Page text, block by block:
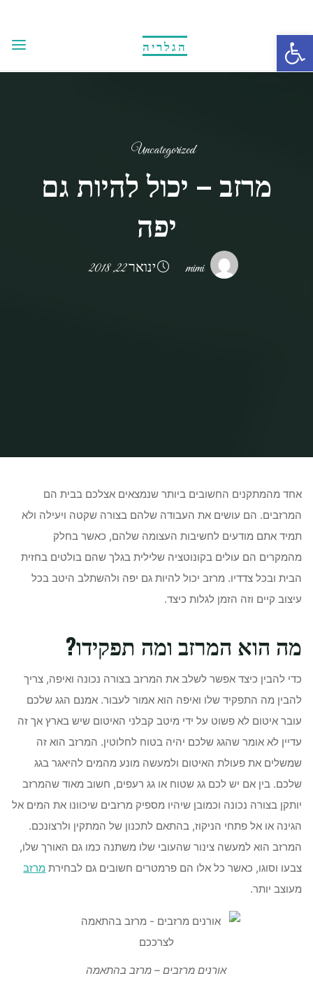
Open toolbar
content
הגלריה
Uncategorized
מרזב – יכול להיות גם
יפה
mimi ינואר 22, 2018
אחד מהמתקנים החשובים ביותר שנמצאים אצלכם בבית הם
המרזבים. הם עושים את העבודה שלהם בצורה שקטה ויעילה ולא
תמיד אתם מודעים לחשיבות העצומה שלהם, כאשר בחלק
מהמקרים הם עולים בקונוטציה שלילית בגלך שהם בולטים בחזית
הבית ובכל צדדיו. מרזב יכול להיות גם יפה ולהשתלב היטב בכל
עיצוב קיים וזה הזמן לגלות כיצד.
מה הוא המרזב ומה תפקידו?
כדי להבין כיצד אפשר לשלב את המרזב בצורה נכונה ואיפה, צריך
להבין מה התפקיד שלו ואיפה הוא אמור לעבור. אמנם הגג שלכם
עובר איטום לא פשוט על ידי מיטב קבלני האיטום שיש בארץ אך זה
עדיין לא אומר שהגג שלכם יהיה בטוח לחלוטין. המרזב הוא זה
שמשלים את פעולת האיטום ולמעשה מונע מהמים להיאגר בגג
שלכם. בין אם יש לכם גג שטוח או גג רעפים, חשוב מאוד שהמרזב
יותקן בצורה נכונה וכמובן שיהיו מספיק מרזבים שיכוונו את המים אל
הגינה או אל פתחי הניקוז, בהתאם לתכנון של המתקין ולרצונכם.
המרזב הוא למעשה צינור שהעובי שלו משתנה כמו גם האורך שלו,
צבעו וסוגו, כאשר כל אלו הם פרמטרים חשובים גם לבחירת מרזב
מעוצב יותר.
אורנים מרזבים – מרזב בהתאמה